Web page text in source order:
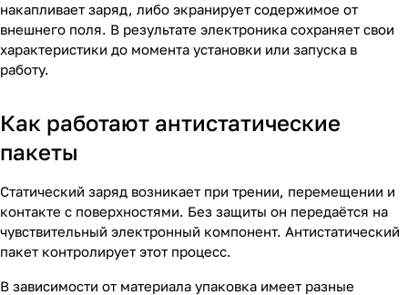
накапливает заряд, либо экранирует содержимое от
внешнего поля. В результате электроника сохраняет свои
характеристики до момента установки или запуска в
работу.
Как работают антистатические
пакеты
Статический заряд возникает при трении, перемещении и
контакте с поверхностями. Без защиты он передаётся на
чувствительный электронный компонент. Антистатический
пакет контролирует этот процесс.
В зависимости от материала упаковка имеет разные